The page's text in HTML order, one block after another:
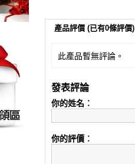
產品評價 (已有0條評價)
此產品暫無評論。
發表評論
你的姓名︰
你的評價︰